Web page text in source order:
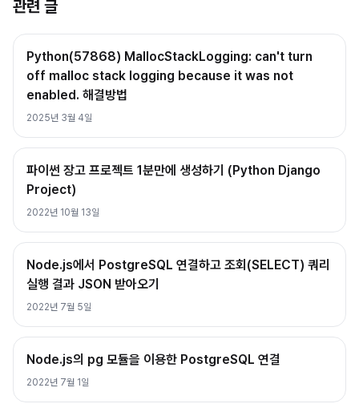
관련 글
Python(57868) MallocStackLogging: can't turn
off malloc stack logging because it was not
enabled. 해결방법
2025년 3월 4일
파이썬 장고 프로젝트 1분만에 생성하기 (Python Django
Project)
2022년 10월 13일
Node.js에서 PostgreSQL 연결하고 조회(SELECT) 쿼리
실행 결과 JSON 받아오기
2022년 7월 5일
Node.js의 pg 모듈을 이용한 PostgreSQL 연결
2022년 7월 1일